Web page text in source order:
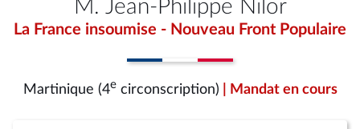
M. Jean-Philippe Nilor
La France insoumise - Nouveau Front Populaire
Martinique (4ecirconscription) | Mandat en cours